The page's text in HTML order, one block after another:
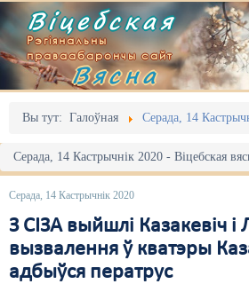
Віцебская
Рэгіянальны
праваабарончы сайт
Вясна
Вы тут: Галоўная Серада, 14
Серада, 14 Кастрычнік 2020 - Віцебская
Серада, 14 Кастрычнік 2020
З СІЗА выйшлі Казакевіч і
вызвалення ў кватэры
адбыўся ператрус
Галоўная
Адміністрацыйны перасьлед
Акцыі
Выбары
Грамадзянскія ініцыятывы
Выданьні
Відэа
Пра нас
RSS